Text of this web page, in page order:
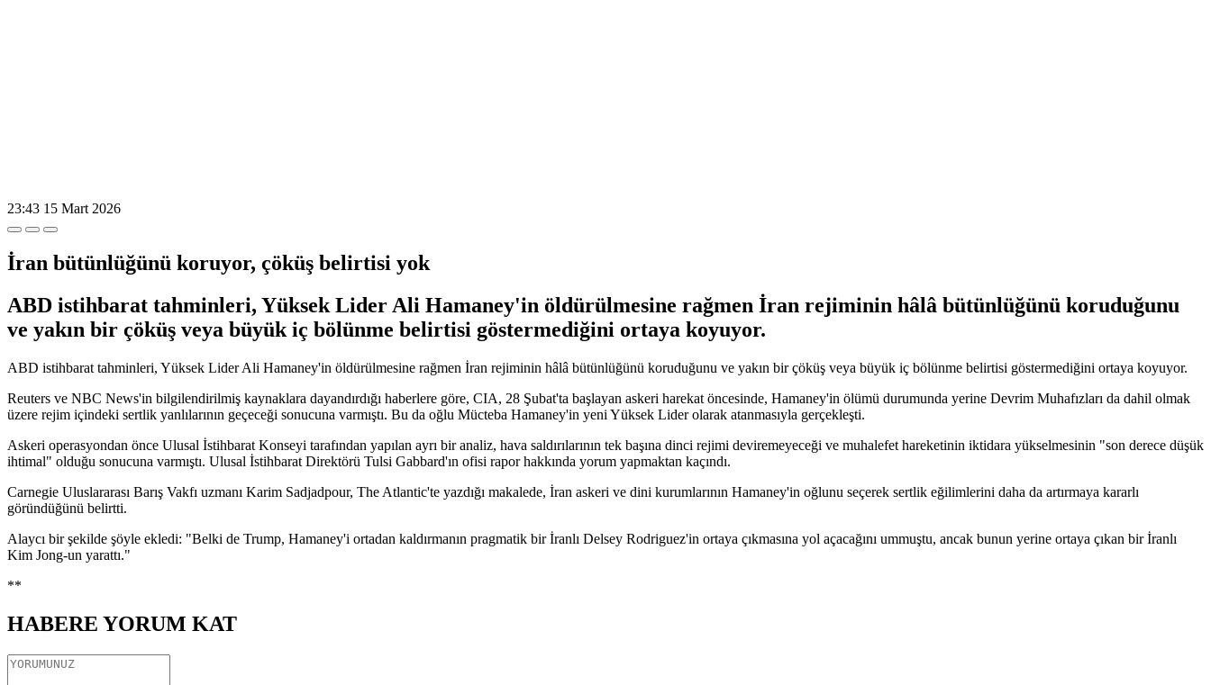
23:43 15 Mart 2026
İran bütünlüğünü koruyor, çöküş belirtisi yok
ABD istihbarat tahminleri, Yüksek Lider Ali Hamaney'in öldürülmesine rağmen İran rejiminin hâlâ bütünlüğünü koruduğunu
ve yakın bir çöküş veya büyük iç bölünme belirtisi göstermediğini ortaya koyuyor.
ABD istihbarat tahminleri, Yüksek Lider Ali Hamaney'in öldürülmesine rağmen İran rejiminin hâlâ bütünlüğünü koruduğunu ve yakın bir çöküş veya büyük iç bölünme belirtisi göstermediğini ortaya koyuyor.
Reuters ve NBC News'in bilgilendirilmiş kaynaklara dayandırdığı haberlere göre, CIA, 28 Şubat'ta başlayan askeri harekat öncesinde, Hamaney'in ölümü durumunda yerine Devrim Muhafızları da dahil olmak
üzere rejim içindeki sertlik yanlılarının geçeceği sonucuna varmıştı. Bu da oğlu Mücteba Hamaney'in yeni Yüksek Lider olarak atanmasıyla gerçekleşti.
Askeri operasyondan önce Ulusal İstihbarat Konseyi tarafından yapılan ayrı bir analiz, hava saldırılarının tek başına dinci rejimi deviremeyeceği ve muhalefet hareketinin iktidara yükselmesinin "son derece düşük
ihtimal" olduğu sonucuna varmıştı. Ulusal İstihbarat Direktörü Tulsi Gabbard'ın ofisi rapor hakkında yorum yapmaktan kaçındı.
Carnegie Uluslararası Barış Vakfı uzmanı Karim Sadjadpour, The Atlantic'te yazdığı makalede, İran askeri ve dini kurumlarının Hamaney'in oğlunu seçerek sertlik eğilimlerini daha da artırmaya kararlı
göründüğünü belirtti.
Alaycı bir şekilde şöyle ekledi: "Belki de Trump, Hamaney'i ortadan kaldırmanın pragmatik bir İranlı Delsey Rodriguez'in ortaya çıkmasına yol açacağını ummuştu, ancak bunun yerine ortaya çıkan bir İranlı
Kim Jong-un yarattı."
**
HABERE YORUM KAT